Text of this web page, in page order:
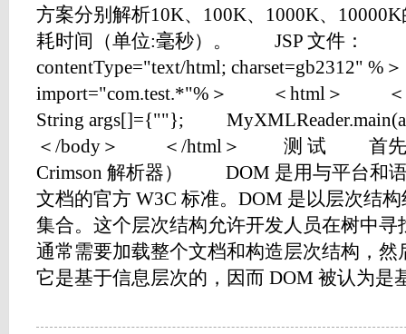
方案分别解析10K、100K、1000K、
耗时间（单位:毫秒）。 JSP 文件：
contentType="text/html; charset=gb2312"
import="com.test.*"%＞ ＜html
String args[]={""};
＜/body＞ ＜/html＞ 测 试 首先出
Crimson 解析器） DOM 是用与平台和
文档的官方 W3C 标准。DOM 是以层次结
集合。这个层次结构允许开发人员在树中
通常需要加载整个文档和构造层次结构，
它是基于信息层次的，因而 DOM 被认为是